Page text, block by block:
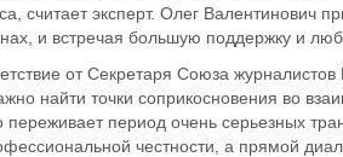
считает эксперт. Олег Валентинович
и встречая большую поддержку и
отСекретаря Союза журналистов
но найти точки соприкосновения во
переживает период очень серьезных
честности, а прямой